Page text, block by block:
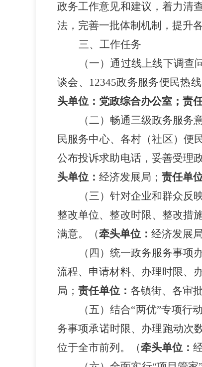
政务工作意见和建议，着力清
法，完善一批体制机制，提升
三、工作任务
（一）通过线上线下调查
谈会、 12345政务服务便民热
头单位：党政综合办公室；责
（二）畅通三级政务服
民服务中心、各村（社区）便
公布投诉求助电话，妥善受理
头单位： 经济发展局； 责任单
（三）针对企业和群众
整改单位、整改时限、整改措
满意。
（牵头单位： 经济发展局
（四）统一政务服务事
流程、申请材料、办理时限、
局； 责任单位： 各镇街、各审批
（五）结合“两优”专项行
务事项承诺时限、办理跑动次
位于全市前列。
（牵头单位：